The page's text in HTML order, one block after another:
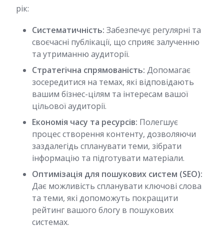
рік:
Систематичність: Забезпечує регулярні та
своєчасні публікації, що сприяє залученню
та утриманню аудиторії.
Стратегічна спрямованість: Допомагає
зосередитися на темах, які відповідають
вашим бізнес-цілям та інтересам вашої
цільової аудиторії.
Економія часу та ресурсів: Полегшує
процес створення контенту, дозволяючи
заздалегідь спланувати теми, зібрати
інформацію та підготувати матеріали.
Оптимізація для пошукових систем (SEO):
Дає можливість спланувати ключові слова
та теми, які допоможуть покращити
рейтинг вашого блогу в пошукових
системах.